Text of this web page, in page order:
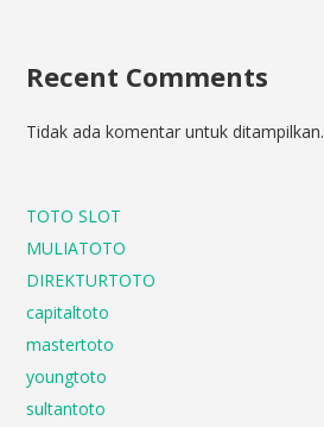
Recent Comments
Tidak ada komentar untuk ditampilkan.
TOTO SLOT
MULIATOTO
DIREKTURTOTO
capitaltoto
mastertoto
youngtoto
sultantoto